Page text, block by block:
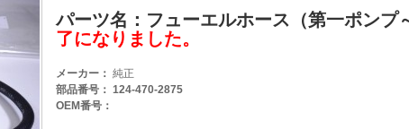
パーツ名：フューエルホース（第一ポンプ
了になりました。
メーカー： 純正
部品番号： 124-470-2875
OEM番号：